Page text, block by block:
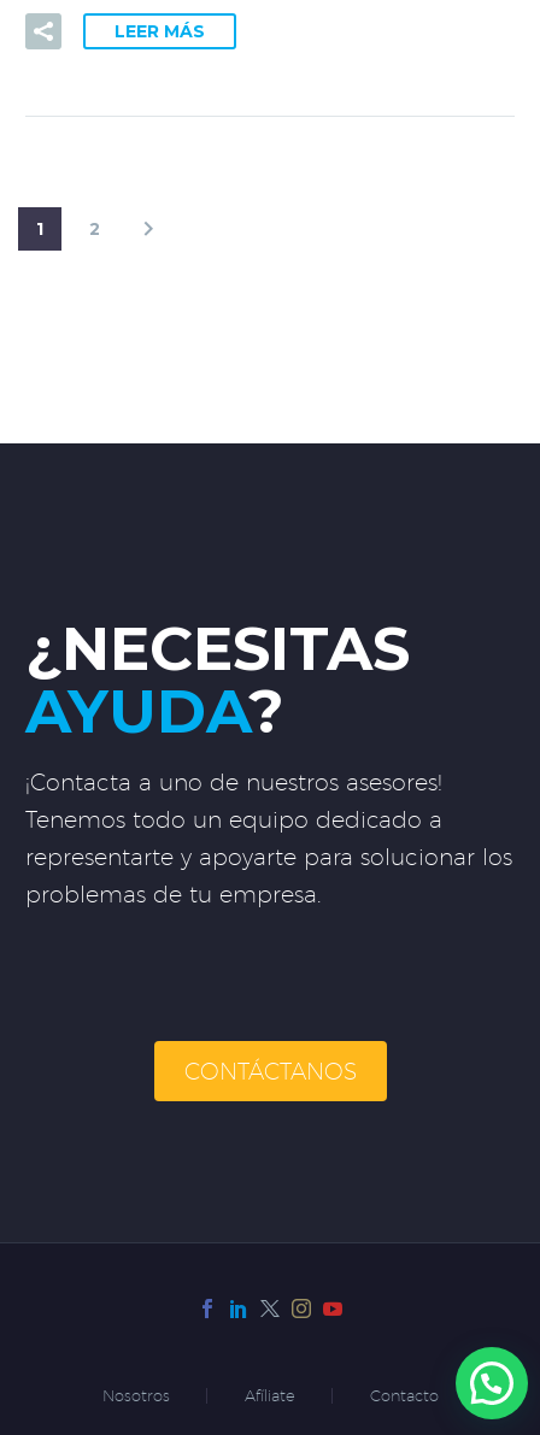
LEER MÁS
1 2
¿NECESITAS
AYUDA?
¡Contacta a uno de nuestros asesores!
Tenemos todo un equipo dedicado a
representarte y apoyarte para solucionar los
problemas de tu empresa.
CONTÁCTANOS
Nosotros Afíliate Contacto